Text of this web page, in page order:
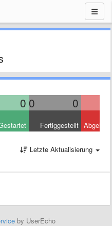
0 0 0
Fertiggestellt
Letzte Aktualisierung
by UserEcho